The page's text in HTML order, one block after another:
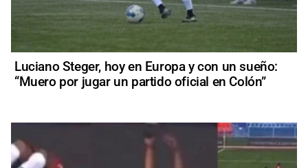
Luciano Steger, hoy en Europa y con un sueño:
“Muero por jugar un partido oficial en Colón”